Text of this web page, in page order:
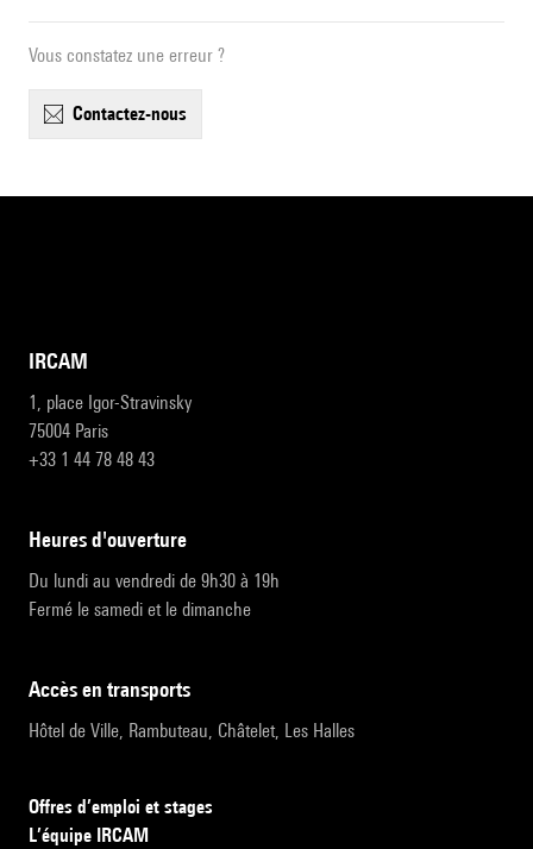
Vous constatez une erreur ?
contactez-nous
IRCAM
1, place Igor-Stravinsky
75004 Paris
+33 1 44 78 48 43
heures d'ouverture
Du lundi au vendredi de 9h30 à 19h
Fermé le samedi et le dimanche
accès en transports
Hôtel de Ville, Rambuteau, Châtelet, Les Halles
Offres d’emploi et stages
L’équipe IRCAM